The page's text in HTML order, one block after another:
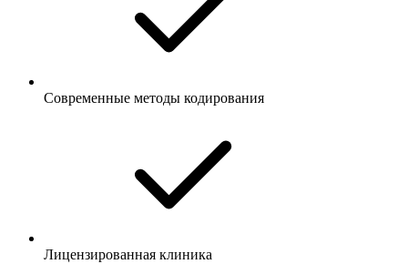
Современные методы кодирования
Лицензированная клиника